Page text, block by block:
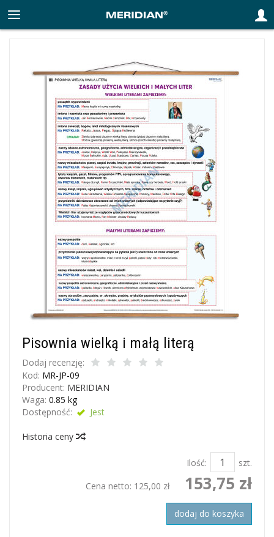
Pisownia wielką i małą literą
Dodaj recenzję:
Kod: MR-JP-09
Producent: MERIDIAN
Waga: 0.85 kg
Dostępność:
Jest
Historia ceny
Ilość:
szt.
Cena netto: 125,00 zł 153,75 zł
dodaj do koszyka